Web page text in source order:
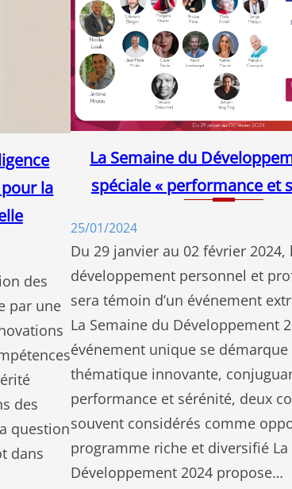
la
des
par une
des
question
dans
La Semaine du
spéciale « performance et
25/01/2024
Du 29 janvier au 02 février
développement personnel et
sera témoin d’un événement
La Semaine du Développement
événement unique se démarque
thématique innovante,
performance et sérénité, deux
souvent considérés comme
programme riche et diversifié La
Développement 2024 propose…